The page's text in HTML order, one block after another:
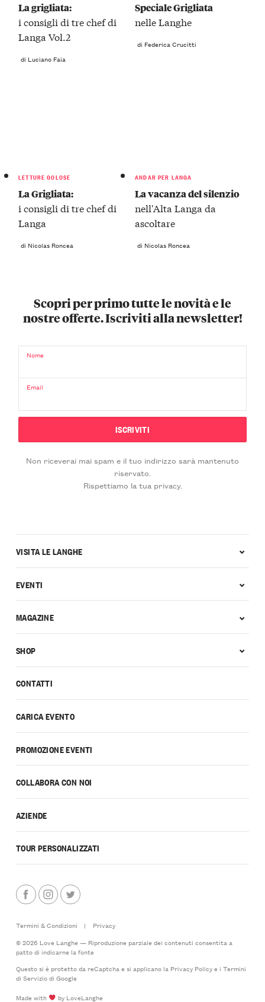
La grigliata:
i consigli di tre chef di
Langa Vol.2
di Luciano Faia
Speciale Grigliata
nelle Langhe
di Federica Crucitti
LETTURE GOLOSE
La Grigliata:
i consigli di tre chef di
Langa
di Nicolas Roncea
ANDAR PER LANGA
La vacanza del silenzio
nell'Alta Langa da
ascoltare
di Nicolas Roncea
Scopri per primo tutte le novità e le
nostre offerte. Iscriviti alla newsletter!
Nome
Email
Non riceverai mai spam e il tuo indirizzo sarà mantenuto
riservato.
Rispettiamo la tua privacy.
CONTATTI
CARICA EVENTO
PROMOZIONE EVENTI
COLLABORA CON NOI
AZIENDE
TOUR PERSONALIZZATI
VISITA LE LANGHE
EVENTI
MAGAZINE
SHOP
Termini & Condizioni |
Privacy
© 2026 Love Langhe — Riproduzione parziale dei contenuti consentita a
patto di indicarne la fonte
Questo si è protetto da reCaptcha e si applicano la Privacy Policye i Termini
di Serviziodi Google
Made with
by LoveLanghe